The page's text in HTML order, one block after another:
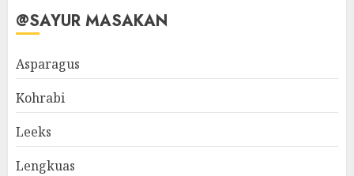
@SAYUR MASAKAN
Asparagus
Kohrabi
Leeks
Lengkuas